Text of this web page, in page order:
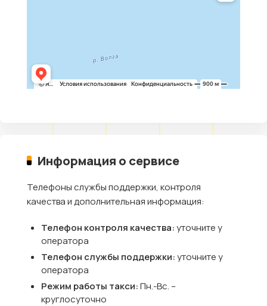
Информация о сервисе
Телефоны службы поддержки, контроля
качества и дополнительная информация:
Телефон контроля качества:уточните у
оператора
Телефон службы поддержки:уточните у
оператора
Режим работы такси:Пн.-Вс. –
круглосуточно